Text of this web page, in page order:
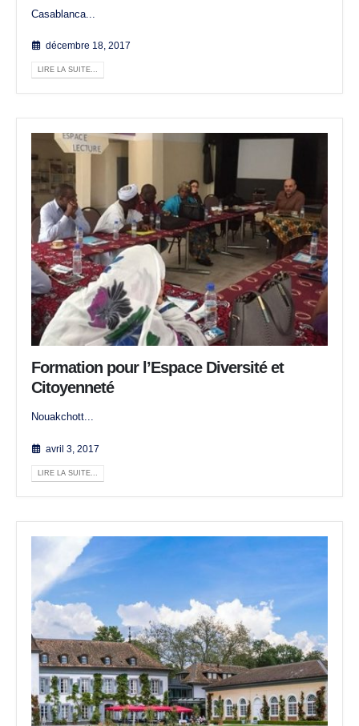
Casablanca...
décembre 18, 2017
LIRE LA SUITE...
Formation pour l’Espace Diversité et
Citoyenneté
Nouakchott...
avril 3, 2017
LIRE LA SUITE...